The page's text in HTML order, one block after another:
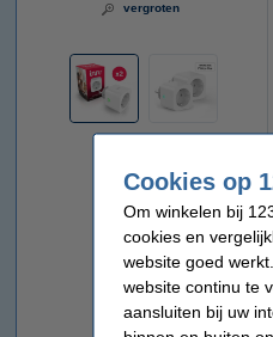
vergroten
Cookies op
Om winkelen bij
cookies en
website goed
website continu te
aansluiten bij uw